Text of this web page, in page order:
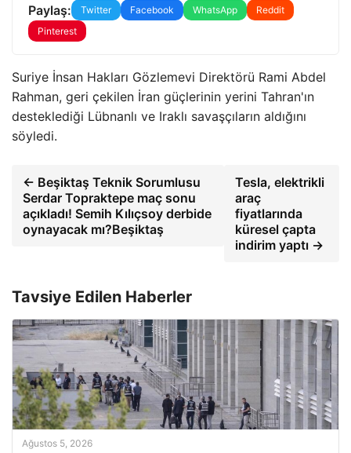
Paylaş: Twitter Facebook WhatsApp
Reddit
Pinterest
Suriye İnsan Hakları Gözlemevi Direktörü Rami Abdel
Rahman, geri çekilen İran güçlerinin yerini Tahran'ın
desteklediği Lübnanlı ve Iraklı savaşçıların aldığını
söyledi.
← Beşiktaş Teknik Sorumlusu
Serdar Topraktepe maç sonu
açıkladı! Semih Kılıçsoy derbide
oynayacak mı?Beşiktaş
Tesla, elektrikli
araç
fiyatlarında
küresel çapta
indirim yaptı →
Tavsiye Edilen Haberler
Ağustos 5, 2026